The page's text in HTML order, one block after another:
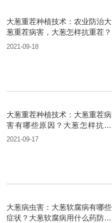
大葱重茬种植技术：农业防治大
葱重茬病害，大葱怎样抗重茬？
2021-09-18
大葱重茬种植技术：大葱重茬病
害有哪些原因？大葱怎样抗重
茬？
2021-09-17
大葱病虫害：大葱软腐病有哪些
症状？大葱软腐病用什么药防治